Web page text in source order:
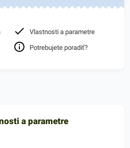
Vlastnosti a parametre
Potrebujete poradiť?
a parametre